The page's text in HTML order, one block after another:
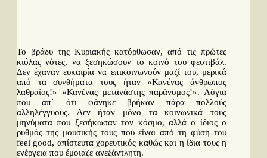
Το βράδυ της Κυριακής κατόρθωσαν, από τις πρώτες
κιόλας νότες, να ξεσηκώσουν το κοινό του φεστιβάλ.
Δεν έχαναν ευκαιρία να επικοινωνούν μαζί του, μερικά
από τα συνθήματα τους ήταν «Κανένας άνθρωπος
λαθραίος!» «Κανένας μετανάστης παράνομος!». Λόγια
που απ΄ ότι φάνηκε βρήκαν πάρα πολλούς
αλληλέγγυους. Δεν ήταν μόνο τα κοινωνικά τους
μηνύματα που ξεσήκωσαν τον κόσμο, αλλά ο ίδιος ο
ρυθμός της μουσικής τους που είναι από τη φύση του
feel good, απίστευτα χορευτικός καθώς και η ίδια τους η
ενέργεια που έμοιαζε ανεξάντλητη.